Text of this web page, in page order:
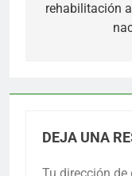
rehabilitación
DEJA UNA